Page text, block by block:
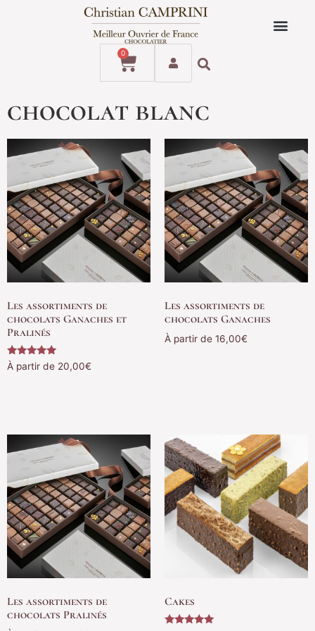
0
chocolat blanc
Les assortiments de
chocolats Ganaches et
Pralinés
Note
5.00
À partir de 20,00€
Les assortiments de
chocolats Ganaches
À partir de 16,00€
Les assortiments de
chocolats Pralinés
Cakes